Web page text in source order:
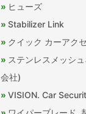
ヒューズ
Stabilizer Link
クイック カーアク
ステンレスメッシ
会社)
VISION. Car